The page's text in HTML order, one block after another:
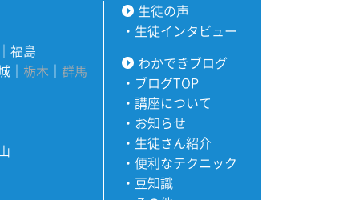
｜福島
｜栃木 ｜群馬
生徒の声
・ 生徒インタビュー
わかできブログ
・ ブログTOP
・ 講座について
・ お知らせ
・ 生徒さん紹介
・ 便利なテクニック
・ 豆知識